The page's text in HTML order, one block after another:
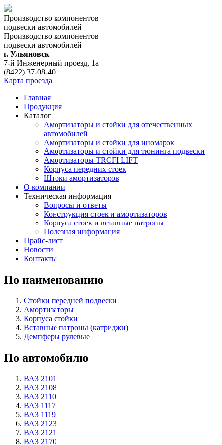
Производство компонентов
подвески автомобилей
Производство компонентов
подвески автомобилей
г. Ульяновск
7-й Инженерный проезд, 1а
(8422) 37-08-40
Карта проезда
Главная
Продукция
Каталог
Амортизаторы и стойки для отечественных
автомобилей
Амортизаторы и стойки для иномарок
Амортизаторы и стойки для тюнинга подвeски
Амортизаторы TROFI LIFT
Корпуса передних стоек
Штоки амортизаторов
О компании
Техническая информация
Вопросы и ответы
Конструкция стоек и амортизаторов
Корпуса стоек и вставные патроны
Полезная информация
Прайс-лист
Новости
Контакты
По наименованию
Стойки передней подвески
Амортизаторы
Корпуса стойки
Вставные патроны (катриджи)
Демпферы рулевые
По автомобилю
ВАЗ 2101
ВАЗ 2108
ВАЗ 2110
ВАЗ 1117
ВАЗ 1119
ВАЗ 2123
ВАЗ 2121
ВАЗ 2170